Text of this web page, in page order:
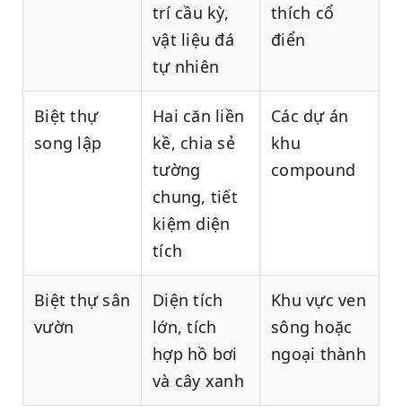
trí cầu kỳ,
vật liệu đá
tự nhiên
thích cổ
điển
Biệt thự
song lập
Hai căn liền
kề, chia sẻ
tường
chung, tiết
kiệm diện
tích
Các dự án
khu
compound
Biệt thự sân
vườn
Diện tích
lớn, tích
hợp hồ bơi
và cây xanh
Khu vực ven
sông hoặc
ngoại thành